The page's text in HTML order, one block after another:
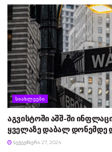
ᲡᲘᲐᲮᲚᲔᲔᲑᲘ
აგვისტოში აშშ-ში
ყველაზე დაბალ დონემდე
ᲡᲔᲥᲢᲔᲛᲑᲔᲠᲘ 27, 2024